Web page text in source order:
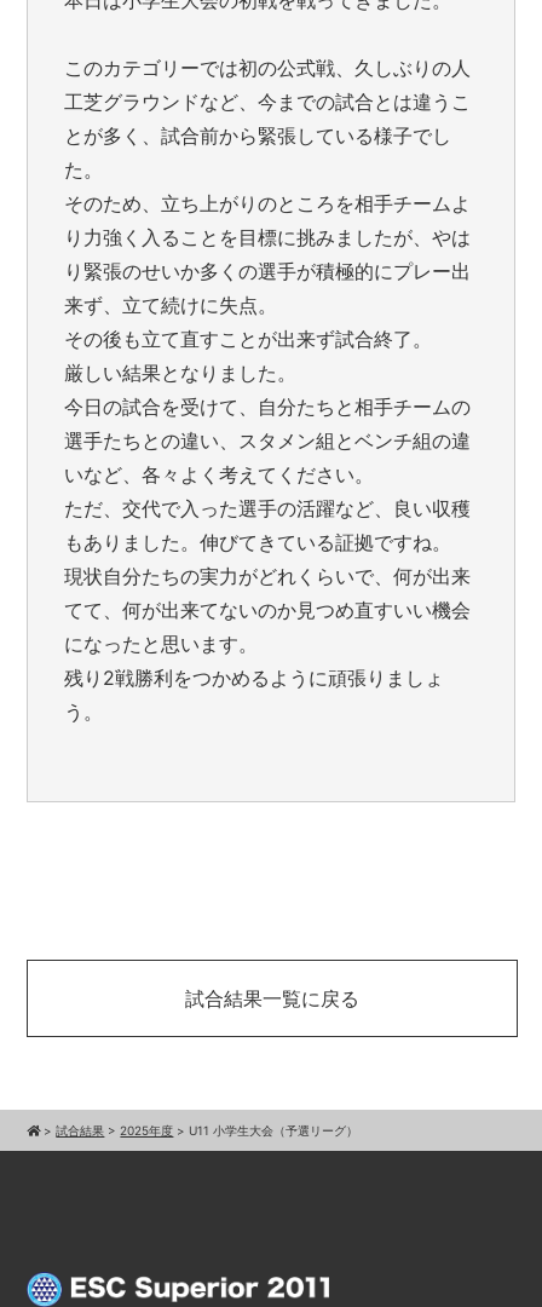
このカテゴリーでは初の公式戦、久しぶりの人
工芝グラウンドなど、今までの試合とは違うこ
とが多く、試合前から緊張している様子でし
た。
そのため、立ち上がりのところを相手チームよ
り力強く入ることを目標に挑みましたが、やは
り緊張のせいか多くの選手が積極的にプレー出
来ず、立て続けに失点。
その後も立て直すことが出来ず試合終了。
厳しい結果となりました。
今日の試合を受けて、自分たちと相手チームの
選手たちとの違い、スタメン組とベンチ組の違
いなど、各々よく考えてください。
ただ、交代で入った選手の活躍など、良い収穫
もありました。伸びてきている証拠ですね。
現状自分たちの実力がどれくらいで、何が出来
てて、何が出来てないのか見つめ直すいい機会
になったと思います。
残り2戦勝利をつかめるように頑張りましょ
う。
試合結果一覧に戻る
>試合結果 > 2025年度 > U11 小学生大会（予選リーグ）